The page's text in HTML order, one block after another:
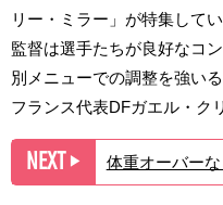
リー・ミラー」が特集して
監督は選手たちが良好なコ
別メニューでの調整を強い
フランス代表DFガエル・ク
NEXT ▶︎ 体重オーバー